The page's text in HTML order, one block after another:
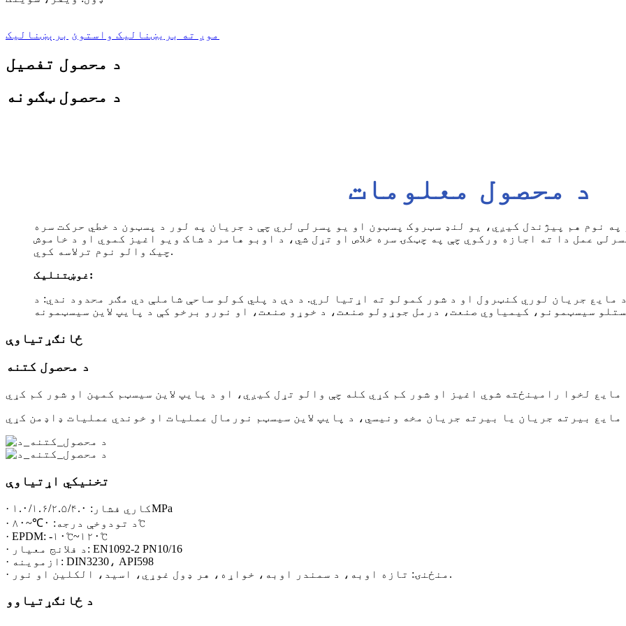
موږ ته بریښنالیک واستوئ برېښنالیک
د محصول تفصیل
د محصول ټګونه
د محصول معلومات
نوم هم پیژندل کیږي، یو لنډ سټروک پسټون او یو پسرلی لري چې د جریان په لور د پسټون د خطي حرکت سره
عمل دا ته اجازه ورکوي چې په چټکۍ سره خلاص او تړل شي، د اوبو هامر د شاک ویو اغیز کموي او د خاموش
چیک والو نوم ترلاسه کوي.
غوښتنلیک:
مایع جریان لوري کنټرول او د شور کمولو ته اړتیا لري. د دې د پلي کولو ساحې شاملې دي مګر محدود ندي: د
ځانګړتیاوې
د محصول کتنه
تخنیکي اړتیاوې
· کاري فشار: ۱.۰/۱.۶/۲.۵/۴.۰MPa
· د تودوخې درجه: ۰℃~۸۰℃
· EPDM: -۱۰℃~۱۲۰℃
· د فلانج معیار: EN1092-2 PN10/16
· ازموینه: DIN3230، API598
· منځنۍ: تازه اوبه، د سمندر اوبه، خواړه، هر ډول غوړي، اسید، الکلین او نور.
د ځانګړتیاوو